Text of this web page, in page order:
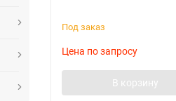
Под заказ
Цена по запросу
В корзину